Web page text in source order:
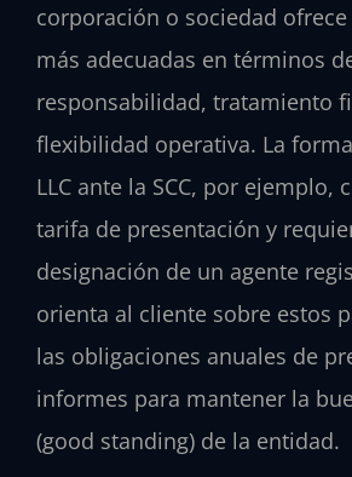
corporación o sociedad
más adecuadas en términos
responsabilidad, tratamiento
flexibilidad operativa. La
LLC ante la SCC, por ejemplo,
tarifa de presentación y
designación de un agente
orienta al cliente sobre estos
las obligaciones anuales de
informes para mantener la
(good standing) de la entidad.